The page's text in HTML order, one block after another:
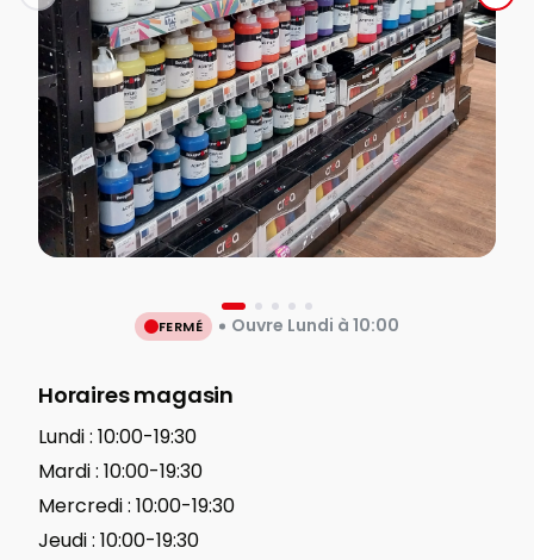
FERMÉ Ouvre Lundi à 10:00
Horaires magasin
Lundi : 10:00-19:30
Mardi : 10:00-19:30
Mercredi : 10:00-19:30
Jeudi : 10:00-19:30